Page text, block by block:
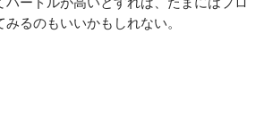
るのもいいかもしれない。